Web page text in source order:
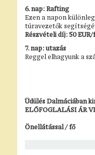
6. nap: Rafting
Ezen a napon
túravezetők
Részvételi díj: 50
7. nap: utazás
Reggel elhagyunk a
Üdülés Dalmáciában
ELŐFOGLALÁSI ÁR
Önellátással / fő